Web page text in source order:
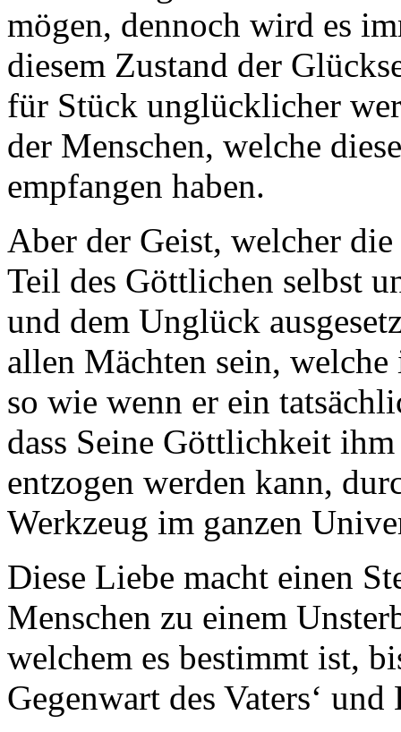
mögen, dennoch wird es
diesem Zustand der
für Stück unglücklicher
der Menschen, welche
empfangen haben.
Aber der Geist, welcher
Teil des Göttlichen selbst
und dem Unglück
allen Mächten sein,
so wie wenn er ein
dass Seine Göttlichkeit
entzogen werden kann,
Werkzeug im ganzen
Diese Liebe macht einen
Menschen zu einem
welchem es bestimmt ist,
Gegenwart des Vaters‘